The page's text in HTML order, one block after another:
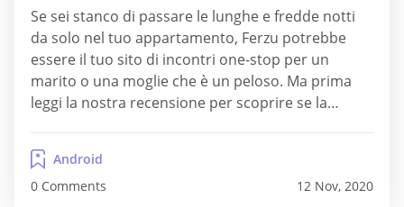
Se sei stanco di passare le lunghe e fredde notti
da solo nel tuo appartamento, Ferzu potrebbe
essere il tuo sito di incontri one-stop per un
marito o una moglie che è un peloso. Ma prima
leggi la nostra recensione per scoprire se la
carenze, i pro superano i contro. Ferzu fornisce...
Android
0 Comments
12 Nov, 2020